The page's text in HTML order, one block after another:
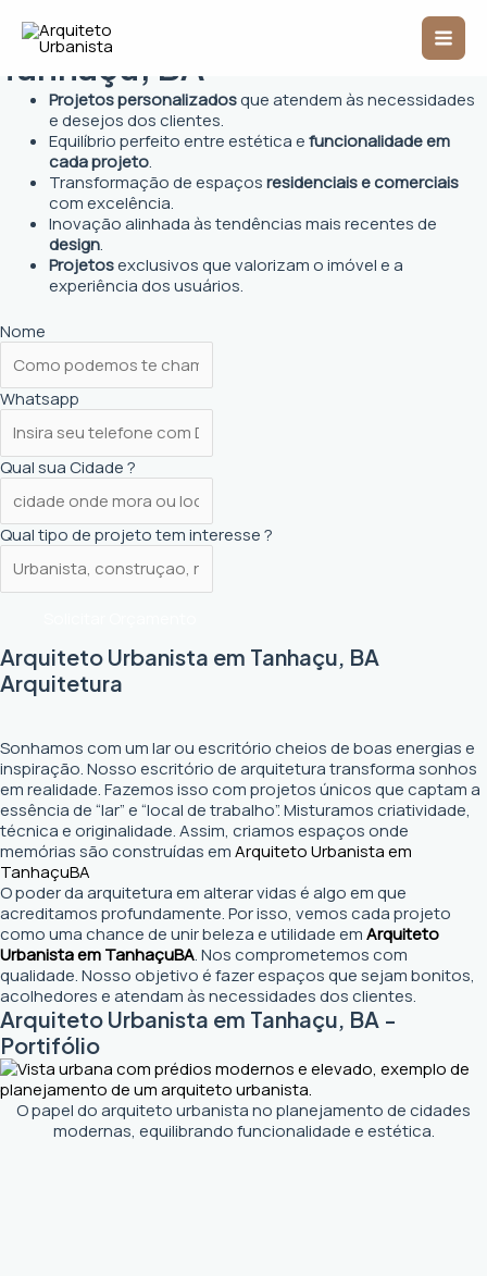
para
conteúdo
Main
Arquiteto Urbanista em
Tanhaçu, BA
Projetos personalizadosque atendem às necessidades
e desejos dos clientes.
Equilíbrio perfeito entre estética efuncionalidade em
cada projeto.
Transformação de espaçosresidenciais e comerciais
com excelência.
Inovação alinhada às tendências mais recentes de
design.
Projetosexclusivos que valorizam o imóvel e a
experiência dos usuários.
Nome
Whatsapp
Qual sua Cidade ?
Qual tipo de projeto tem interesse ?
Arquiteto Urbanista em Tanhaçu, BA
Arquitetura
Sonhamos com um lar ou escritório cheios de boas energias e
inspiração. Nosso escritório de arquitetura transforma sonhos
em realidade. Fazemos isso com projetos únicos que captam a
essência de “lar” e “local de trabalho”. Misturamos criatividade,
técnica e originalidade. Assim, criamos espaços onde
memórias são construídas emArquiteto Urbanista em
TanhaçuBA
O poder da arquitetura em alterar vidas é algo em que
acreditamos profundamente. Por isso, vemos cada projeto
como uma chance de unir beleza e utilidade emArquiteto
Urbanista em TanhaçuBA. Nos comprometemos com
qualidade. Nosso objetivo é fazer espaços que sejam bonitos,
acolhedores e atendam às necessidades dos clientes.
Arquiteto Urbanista em Tanhaçu, BA -
Portifólio
O papel do arquiteto urbanista no planejamento de cidades
modernas, equilibrando funcionalidade e estética.